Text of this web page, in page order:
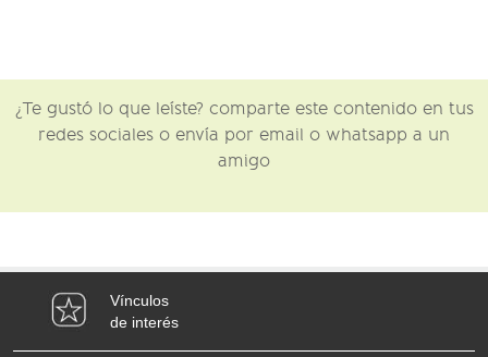
¿Te gustó lo que leíste? comparte este contenido en tus
redes sociales o envía por email o whatsapp a un
amigo
Vínculos
de interés